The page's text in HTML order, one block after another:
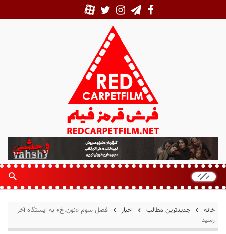
ر
ش
ر
م
ز
خانه جدیدترین مطالب اخبار
فصل سوم «نون.خ» به ایستگاه آخر
رسید